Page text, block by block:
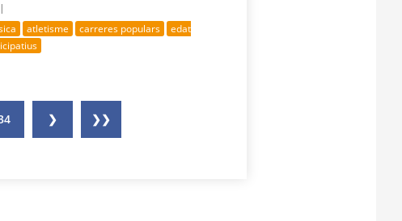
atletisme carreres populars
edat
❯ ❯❯